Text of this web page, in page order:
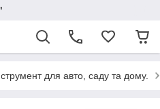
для авто, саду та дому.